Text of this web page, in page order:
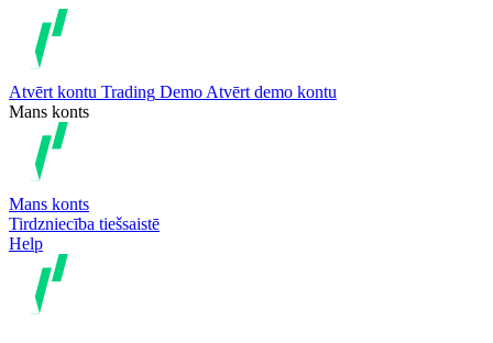
Atvērt kontu Trading Demo Atvērt demo kontu
Mans konts
Mans konts
Tirdzniecība tiešsaistē
Help